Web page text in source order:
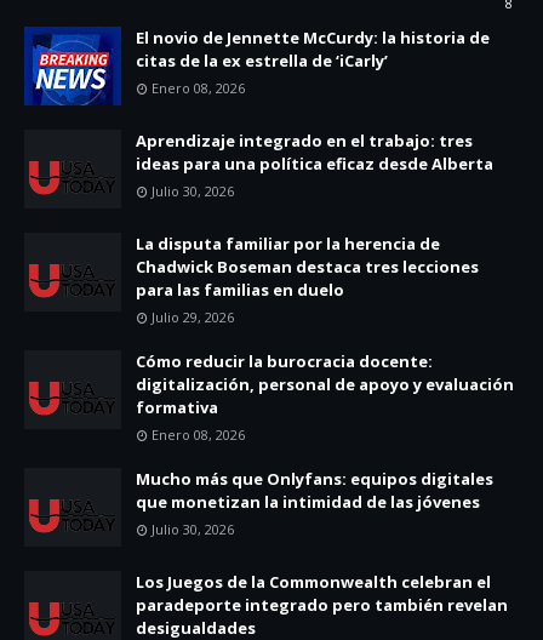
El novio de Jennette McCurdy: la historia de
citas de la ex estrella de ‘iCarly’
Enero 08, 2026
Aprendizaje integrado en el trabajo: tres
ideas para una política eficaz desde Alberta
Julio 30, 2026
La disputa familiar por la herencia de
Chadwick Boseman destaca tres lecciones
para las familias en duelo
Julio 29, 2026
Cómo reducir la burocracia docente:
digitalización, personal de apoyo y evaluación
formativa
Enero 08, 2026
Mucho más que Onlyfans: equipos digitales
que monetizan la intimidad de las jóvenes
Julio 30, 2026
Los Juegos de la Commonwealth celebran el
paradeporte integrado pero también revelan
desigualdades